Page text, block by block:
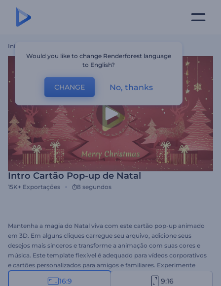
Início
Intro Cartão Pop-up de Natal
15K+ Exportações 8 segundos
Mantenha a magia do Natal viva com este cartão pop-up animado
em 3D. Em alguns cliques carregue seu arquivo, adicione seus
desejos mais sinceros e transforme a animação com suas cores e
música. Este template flexível é adequado para vídeos corporativos
e cartões personalizados para amigos e familiares. Experimente
agora!
16:9 9:16
Would you like to change Renderforest language
to English?
CHANGE No, thanks